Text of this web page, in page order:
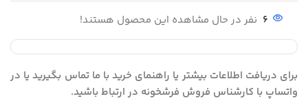
6 نفر در حال مشاهده این محصول هستند!
برای دریافت اطلاعات بیشتر یا راهنمای خرید با ما تماس بگیرید یا در
واتساپ با کارشناس فروش فرشخونه در ارتباط باشید.